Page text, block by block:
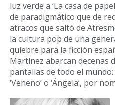
luz verde a ‘La casa de
de paradigmático que de
atracos que saltó de
la cultura pop de una
quiebre para la ficción
Martínez abarcan decenas
pantallas de todo el mundo:
‘Veneno’ o ‘Ángela’, por